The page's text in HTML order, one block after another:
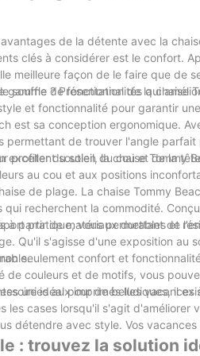
de la détente avec la
clés à considérer est le confort.
meilleure façon de le faire que de
? Présentation de la chaise
de fonctionnalités qui
et fonctionnalité pour garantir
est sa conception ergonomique.
de trouver l'angle
profiter du soleil, la chaise Tommy
soutien du cou et de la
au cou et aux positions
de plage. La chaise Tommy
recherchent la commodité.
pratique, vous permettant de
à partir de matériaux durables et
Qu'il s'agisse d'une exposition au
seulement confort et
couleurs et de motifs, vous
unies aux imprimés ludiques, il
idéal pour de belles
cases lorsqu'il s'agit d'améliorer
détendre avec style. Vos
: trouvez la solution